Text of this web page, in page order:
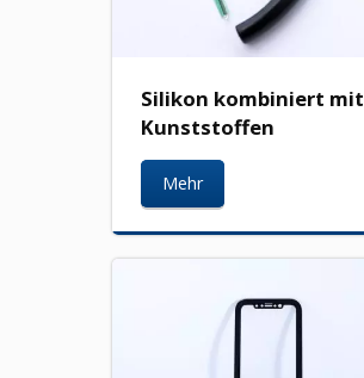
Silikon kombiniert mit
Kunststoffen
Mehr